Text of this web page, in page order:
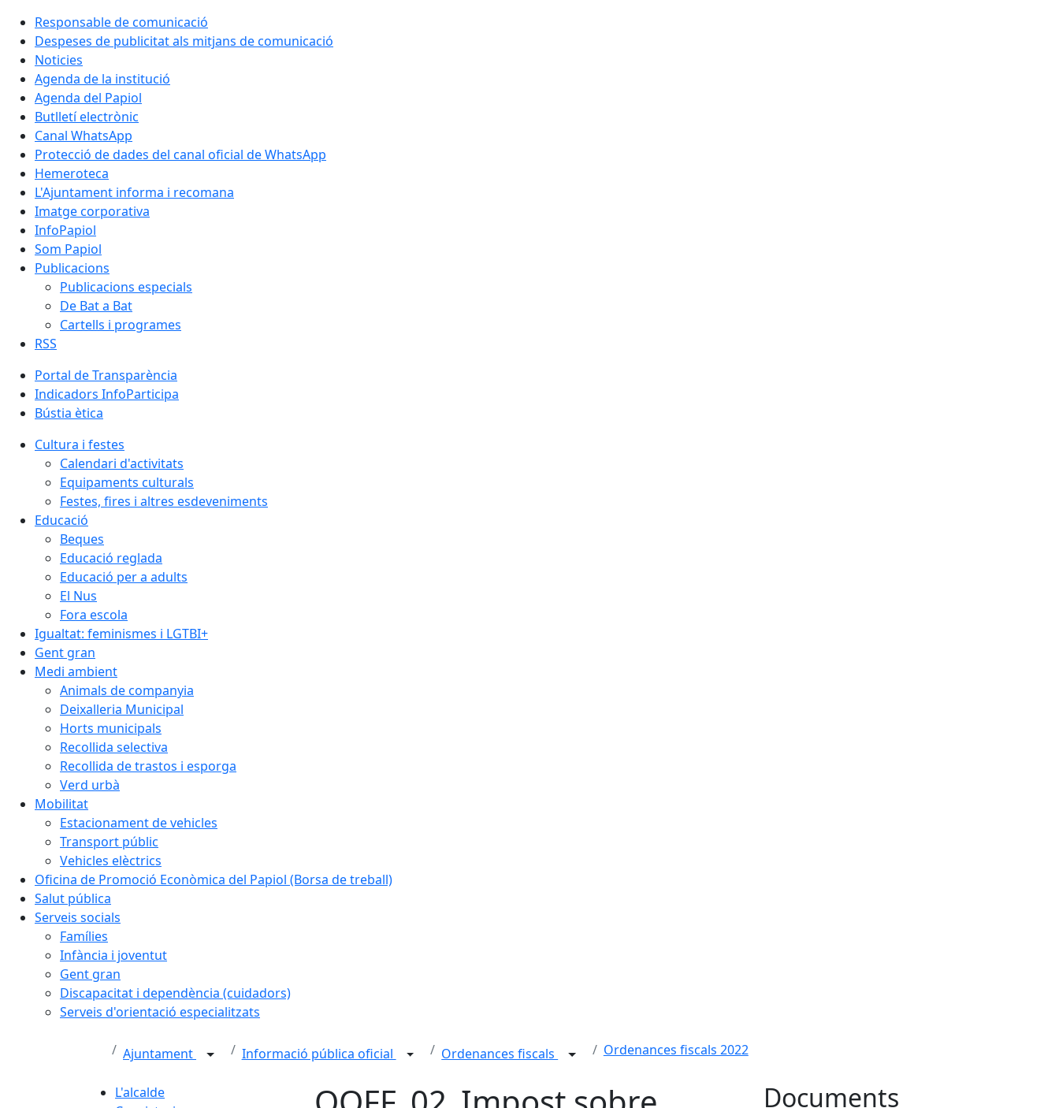
Responsable de comunicació
Despeses de publicitat als mitjans de comunicació
Noticies
Agenda de la institució
Agenda del Papiol
Butlletí electrònic
Canal WhatsApp
Protecció de dades del canal oficial de WhatsApp
Hemeroteca
L'Ajuntament informa i recomana
Imatge corporativa
InfoPapiol
Som Papiol
Publicacions
Publicacions especials
De Bat a Bat
Cartells i programes
RSS
Portal de Transparència
Indicadors InfoParticipa
Bústia ètica
Cultura i festes
Calendari d'activitats
Equipaments culturals
Festes, fires i altres esdeveniments
Educació
Beques
Educació reglada
Educació per a adults
El Nus
Fora escola
Igualtat: feminismes i LGTBI+
Gent gran
Medi ambient
Animals de companyia
Deixalleria Municipal
Horts municipals
Recollida selectiva
Recollida de trastos i esporga
Verd urbà
Mobilitat
Estacionament de vehicles
Transport públic
Vehicles elèctrics
Oficina de Promoció Econòmica del Papiol (Borsa de treball)
Salut pública
Serveis socials
Famílies
Infància i joventut
Gent gran
Discapacitat i dependència (cuidadors)
Serveis d'orientació especialitzats
Ajuntament Informació pública oficial Ordenances fiscals Ordenances fiscals 2022
L'alcalde
Documents